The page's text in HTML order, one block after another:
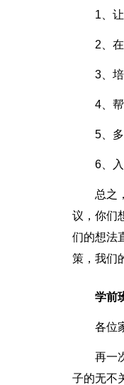
1、
2、
3、
4、
5、
6、
总之
议，你们
们的想法
策，我们
学前
各位
再一
子的无不